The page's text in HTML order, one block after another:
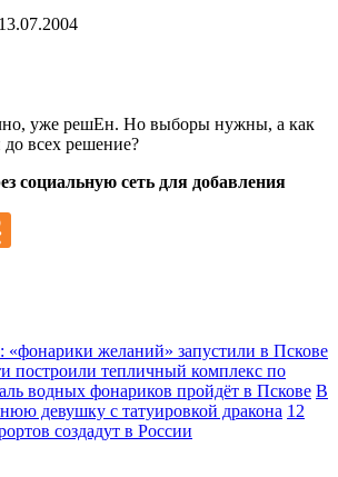
уже решЕн. Но выборы нужны, а как
до всех решение?
социальную сеть для добавления
«фонарики желаний» запустили в Пскове
построили тепличный комплекс по
водных фонариков пройдёт в Пскове В
девушку с татуировкой дракона 12
создадут в России